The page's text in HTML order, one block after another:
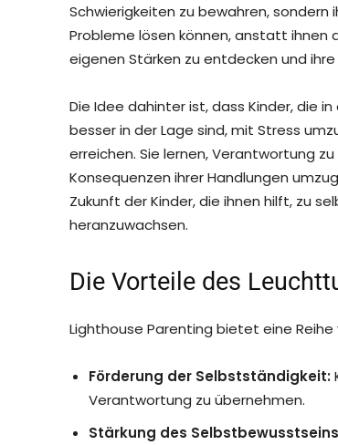
Schwierigkeiten zu bewahren,
Probleme lösen können, anstatt ihnen
eigenen Stärken zu entdecken und
Die Idee dahinter ist, dass Kinder, die
besser in der Lage sind, mit Stress
erreichen. Sie lernen, Verantwortung
Konsequenzen ihrer Handlungen
Zukunft der Kinder, die ihnen hilft, zu
heranzuwachsen.
Die Vorteile des
Lighthouse Parenting bietet eine
Förderung der Selbstständigkeit:
Verantwortung zu übernehmen.
Stärkung des